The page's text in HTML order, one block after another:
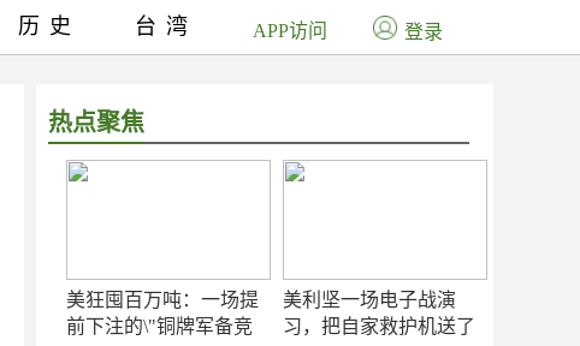
热点聚焦
美狂囤百万吨：一场提
前下注的\"铜牌军备竞
美利坚一场电子战演
习，把自家救护机送了
历史 台湾 APP访问 登录